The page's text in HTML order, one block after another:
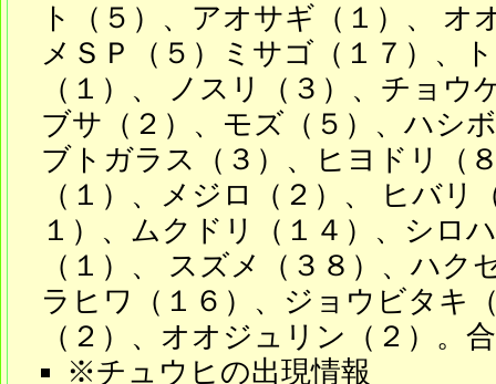
ト（５）、アオサギ（１）、 オ
メＳＰ（５）ミサゴ（１７）、
（１）、 ノスリ（３）、チョウ
ブサ（２）、モズ（５）、ハシ
ブトガラス（３）、ヒヨドリ（
（１）、メジロ（２）、 ヒバリ
１）、ムクドリ（１４）、シロ
（１）、 スズメ（３８）、ハク
ラヒワ（１６）、ジョウビタキ
（２）、オオジュリン（２）。
※チュウヒの出現情報